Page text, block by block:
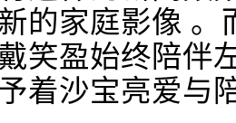
的家庭影像
笑盈始终陪伴
着沙宝亮爱与